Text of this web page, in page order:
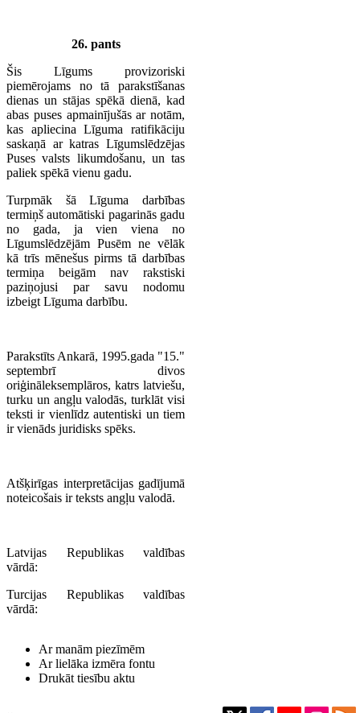
26. pants
Šis Līgums provizoriski
piemērojams no tā parakstīšanas
dienas un stājas spēkā dienā, kad
abas puses apmainījušās ar notām,
kas apliecina Līguma ratifikāciju
saskaņā ar katras Līgumslēdzējas
Puses valsts likumdošanu, un tas
paliek spēkā vienu gadu.
Turpmāk šā Līguma darbības
termiņš automātiski pagarinās gadu
no gada, ja vien viena no
Līgumslēdzējām Pusēm ne vēlāk
kā trīs mēnešus pirms tā darbības
termiņa beigām nav rakstiski
paziņojusi par savu nodomu
izbeigt Līguma darbību.
Parakstīts Ankarā, 1995.gada "15."
septembrī divos
oriģināleksemplāros, katrs latviešu,
turku un angļu valodās, turklāt visi
teksti ir vienlīdz autentiski un tiem
ir vienāds juridisks spēks.
Atšķirīgas interpretācijas gadījumā
noteicošais ir teksts angļu valodā.
Latvijas Republikas valdības
vārdā:
Turcijas Republikas valdības
vārdā:
Ar manām piezīmēm
Ar lielāka izmēra fontu
Drukāt tiesību aktu